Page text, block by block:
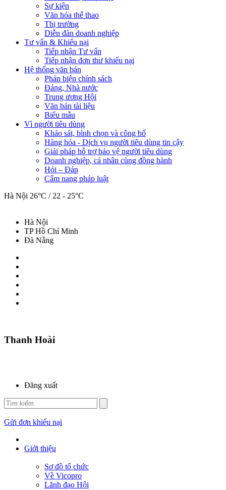
Sự kiện
Văn hóa thể thao
Thị trường
Diễn đàn doanh nghiệp
Tư vấn & Khiếu nại
Tiếp nhận Tư vấn
Tiếp nhận đơn thư khiếu nại
Hệ thống văn bản
Phản biện chính sách
Đảng, Nhà nước
Trung ương Hội
Văn bản tài liệu
Biểu mẫu
Vì người tiêu dùng
Khảo sát, bình chọn và công bố
Hàng hóa - Dịch vụ người tiêu dùng tin cậy
Giải pháp hỗ trợ bảo vệ người tiêu dùng
Doanh nghiệp, cá nhân cùng đồng hành
Hỏi – Đáp
Cẩm nang pháp luật
Hà Nội 26°C / 22 - 25°C
Hà Nội
TP Hồ Chí Minh
Đà Nẵng
Thanh Hoài
Đăng xuất
Gửi đơn khiếu nại
Giới thiệu
Sơ đồ tổ chức
Về Vicopro
Lãnh đạo Hội